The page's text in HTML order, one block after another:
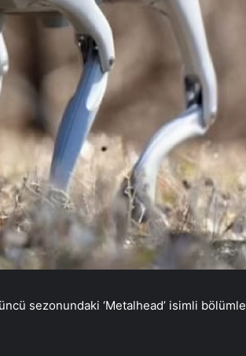
sezonundaki ‘Metalhead’ isimli bölümle